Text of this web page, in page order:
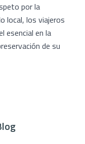
por la
local, los viajeros
esencial en la
de su